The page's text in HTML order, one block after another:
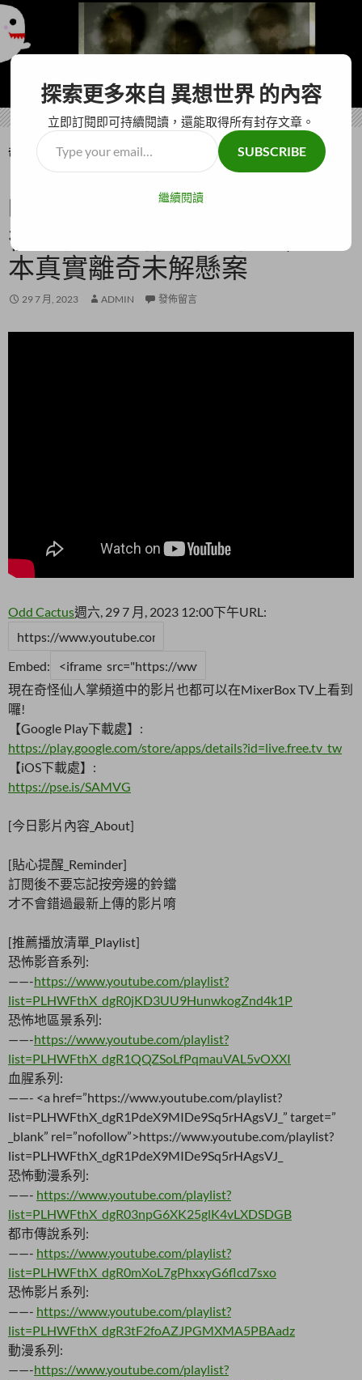
異想世界
主要選單
至
要
奇怪仙人掌
「你好，可以幫我拍張照片
嗎?」 是誰幫她拍下生前這最
後一張毛骨悚然照片？｜日
本真實離奇未解懸案
29 7 月, 2023 ADMIN 發佈留言
Odd Cactus週六, 29 7 月, 2023 12:00下午URL:
Embed:
現在奇怪仙人掌頻道中的影片也都可以在MixerBox TV上看到
囉!
【Google Play下載處】:
https://play.google.com/store/apps/details?id=live.free.tv_tw
【iOS下載處】:
https://pse.is/SAMVG
[今日影片內容_About]
[貼心提醒_Reminder]
訂閱後不要忘記按旁邊的鈴鐺
才不會錯過最新上傳的影片唷
[推薦播放清單_Playlist]
恐怖影音系列:
——-https://www.youtube.com/playlist?
list=PLHWFthX_dgR0jKD3UU9HunwkogZnd4k1P
恐怖地區景系列:
——-https://www.youtube.com/playlist?
list=PLHWFthX_dgR1QQZSoLfPqmauVAL5vOXXI
血腥系列:
——- <a href=”https://www.youtube.com/playlist?
list=PLHWFthX_dgR1PdeX9MIDe9Sq5rHAgsVJ_” target=”
_blank” rel=”nofollow”>https://www.youtube.com/playlist?
list=PLHWFthX_dgR1PdeX9MIDe9Sq5rHAgsVJ_
恐怖動漫系列:
——- https://www.youtube.com/playlist?
list=PLHWFthX_dgR03npG6XK25glK4vLXDSDGB
都市傳說系列:
——- https://www.youtube.com/playlist?
list=PLHWFthX_dgR0mXoL7gPhxxyG6flcd7sxo
恐怖影片系列:
——- https://www.youtube.com/playlist?
list=PLHWFthX_dgR3tF2foAZJPGMXMA5PBAadz
動漫系列:
——-https://www.youtube.com/playlist?
探索更多來自 異想世界 的內容
立即訂閱即可持續閱讀，還能取得所有封存文章。
Type
your
SUBSCRIBE
繼續閱讀